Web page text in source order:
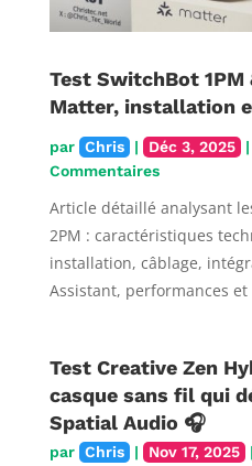
Test SwitchBot 1PM
Matter, installation
par Chris | Déc 3, 2025 |
Commentaires
Article détaillé analysant
2PM : caractéristiques
installation, câblage,
Assistant, performances
Test Creative Zen
casque sans fil qui
Spatial Audio 🎧
par Chris | Nov 17, 2025 |